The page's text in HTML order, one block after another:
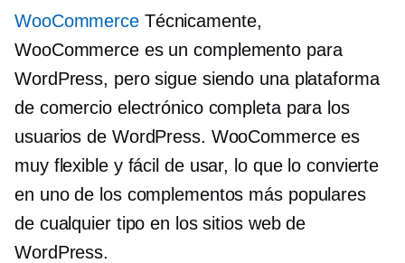
WooCommerceTécnicamente,
WooCommerce es un complemento para
WordPress, pero sigue siendo una plataforma
de comercio electrónico completa para los
usuarios de WordPress. WooCommerce es
muy flexible y fácil de usar, lo que lo convierte
en uno de los complementos más populares
de cualquier tipo en los sitios web de
WordPress.